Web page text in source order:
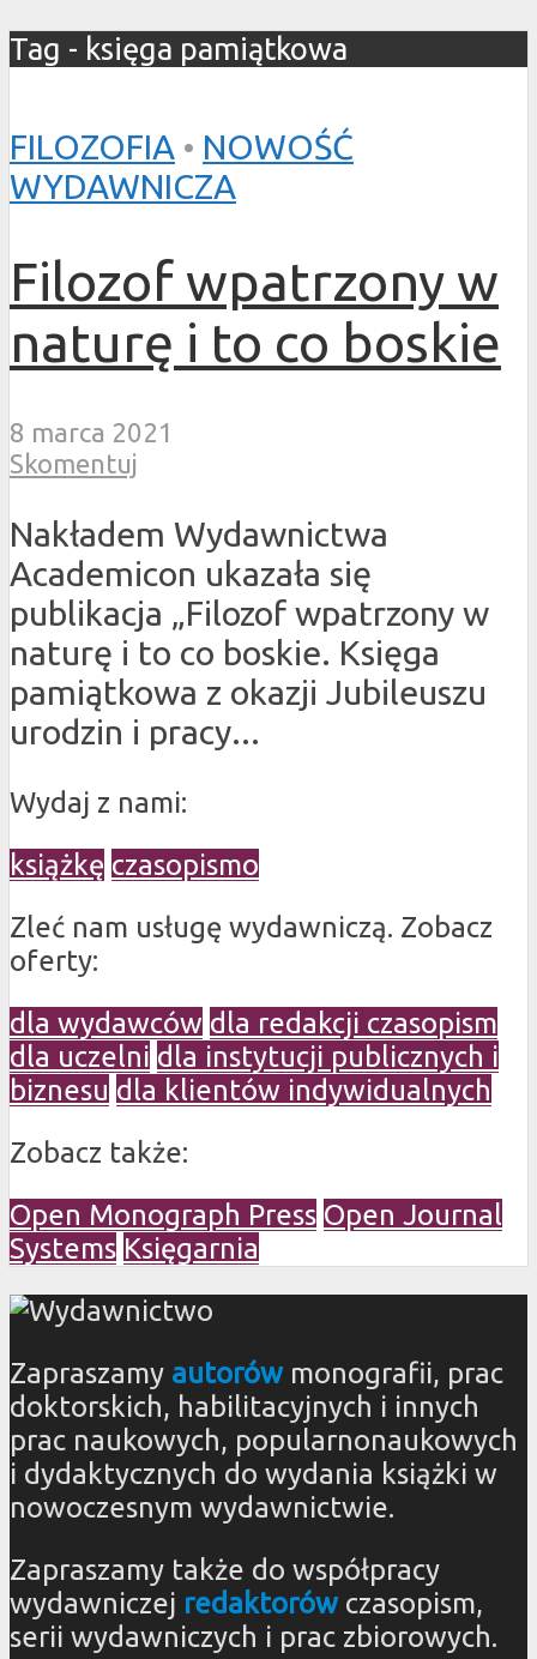
Tag - księga pamiątkowa
FILOZOFIA • NOWOŚĆ
WYDAWNICZA
Filozof wpatrzony w
naturę i to co boskie
8 marca 2021
Skomentuj
Nakładem Wydawnictwa
Academicon ukazała się
publikacja „Filozof wpatrzony w
naturę i to co boskie. Księga
pamiątkowa z okazji Jubileuszu
urodzin i pracy...
Wydaj z nami:
książkę czasopismo
Zleć nam usługę wydawniczą. Zobacz
oferty:
dla wydawców dla redakcji czasopism
dla uczelni dla instytucji publicznych i
biznesu dla klientów indywidualnych
Zobacz także:
Open Monograph Press Open Journal
Systems Księgarnia
Zapraszamy autorówmonografii, prac
doktorskich, habilitacyjnych i innych
prac naukowych, popularnonaukowych
i dydaktycznych do wydania książki w
nowoczesnym wydawnictwie.
Zapraszamy także do współpracy
wydawniczej redaktorówczasopism,
serii wydawniczych i prac zbiorowych.